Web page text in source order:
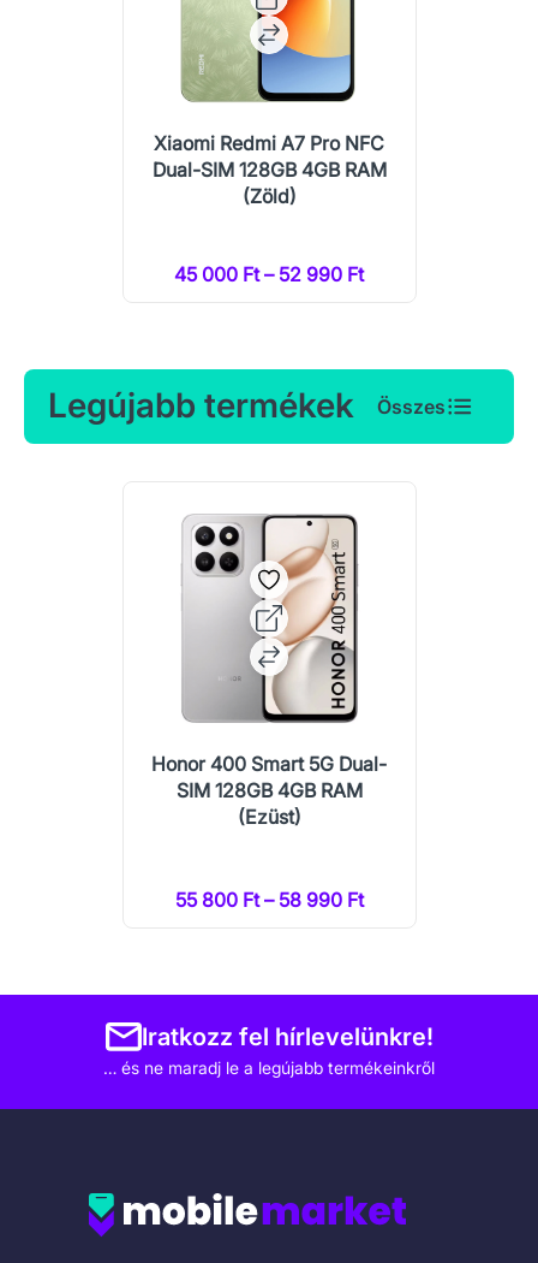
Xiaomi Redmi A7 Pro NFC
Dual-SIM 128GB 4GB RAM
(Zöld)
45 000 Ft – 52 990 Ft
Legújabb termékek Összes
Honor 400 Smart 5G Dual-
SIM 128GB 4GB RAM
(Ezüst)
55 800 Ft – 58 990 Ft
Iratkozz fel hírlevelünkre!
… és ne maradj le a legújabb termékeinkről